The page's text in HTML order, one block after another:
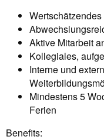
Aktive Mitarbeit
Kollegiales,
Interne und
Mindestens 5
Ferien
Benefits: